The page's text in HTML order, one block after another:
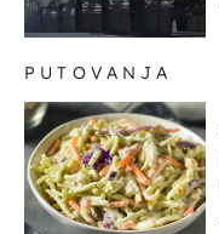
PUTOVANJA